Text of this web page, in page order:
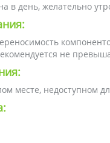
в день, желательно
не
месте, недоступном